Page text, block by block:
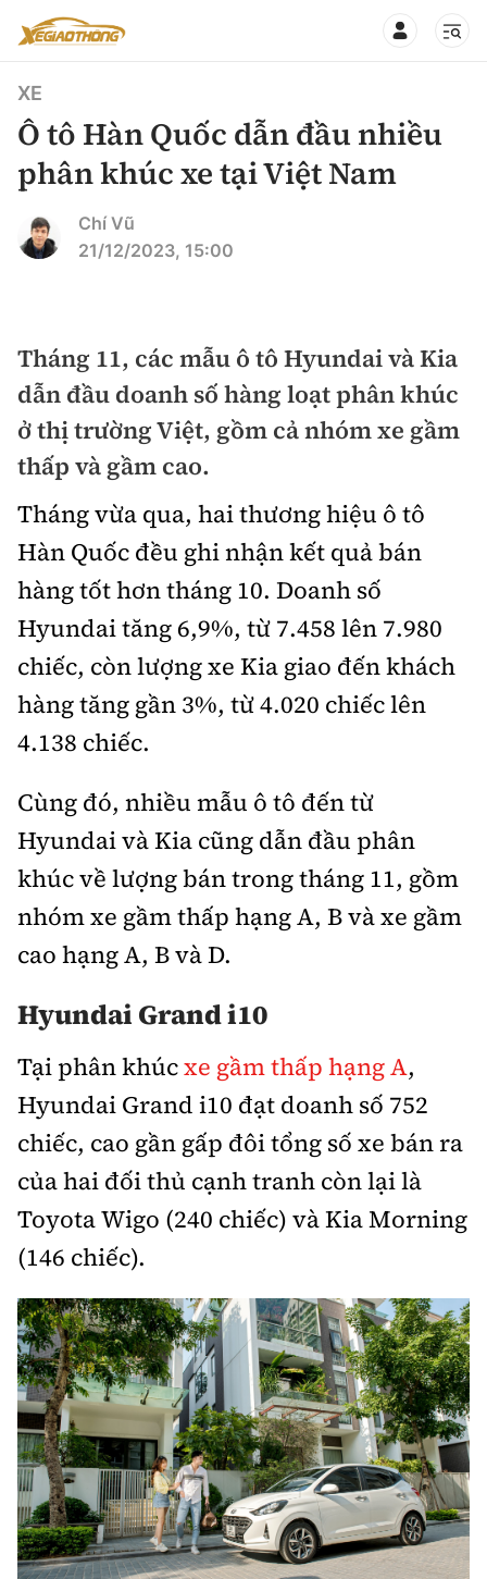
360° xe
Hạ tầng phương tiện
Góc nhìn
Tâm điểm
Xe du lịch
Xe máy
Đánh giá xe
Đánh giá xe mới
So sánh
Xếp hạng xe
Lái mới
Tư vấn sử dụng
Chọn xe
Lái xe an toàn
Bảo hiểm xe
Sản phẩm bảo hiểm
Bồi thường bảo hiểm
Xe xanh
Video
Review xe
Giới thiệu xe
Tư vấn
Ảnh
Ô tô
Xe máy
Cơ quan chủ quản: Bộ Xây dựng
Tổng biên tập: Nguyễn Thị Hồng Nga
Trưởng ban Ô tô - Xe máy: Nguyễn Tiến Mạnh
Giấy phép số: 03/GP-BC, cấp ngày 22/4/2025
Chuyên trang của Báo Xây dựng
Tòa soạn: Số 2 Nguyễn Công Hoan, phường Giảng Võ,
Hà Nội.
Hotline: 0967 376 459;
Liên hệ quảng cáo phát hành: 0915.057.282
Email:bandoc@baoxaydung.vn
Thông tin tòa soạn
XE
Ô tô Hàn Quốc dẫn đầu nhiều
phân khúc xe tại Việt Nam
Chí Vũ
21/12/2023, 15:00
Tháng 11, các mẫu ô tô Hyundai và Kia
dẫn đầu doanh số hàng loạt phân khúc
ở thị trường Việt, gồm cả nhóm xe gầm
thấp và gầm cao.
Tháng vừa qua, hai thương hiệu ô tô
Hàn Quốc đều ghi nhận kết quả bán
hàng tốt hơn tháng 10. Doanh số
Hyundai tăng 6,9%, từ 7.458 lên 7.980
chiếc, còn lượng xe Kia giao đến khách
hàng tăng gần 3%, từ 4.020 chiếc lên
4.138 chiếc.
Cùng đó, nhiều mẫu ô tô đến từ
Hyundai và Kia cũng dẫn đầu phân
khúc về lượng bán trong tháng 11, gồm
nhóm xe gầm thấp hạng A, B và xe gầm
cao hạng A, B và D.
Hyundai Grand i10
Tại phân khúcxe gầm thấp hạng A,
Hyundai Grand i10 đạt doanh số 752
chiếc, cao gần gấp đôi tổng số xe bán ra
của hai đối thủ cạnh tranh còn lại là
Toyota Wigo (240 chiếc) và Kia Morning
(146 chiếc).